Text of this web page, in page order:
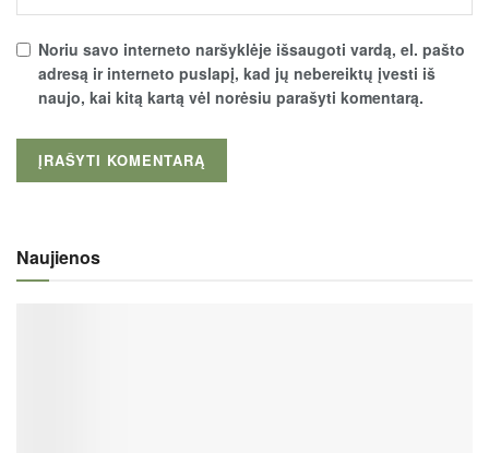
Noriu savo interneto naršyklėje išsaugoti vardą, el. pašto
adresą ir interneto puslapį, kad jų nebereiktų įvesti iš
naujo, kai kitą kartą vėl norėsiu parašyti komentarą.
Naujienos